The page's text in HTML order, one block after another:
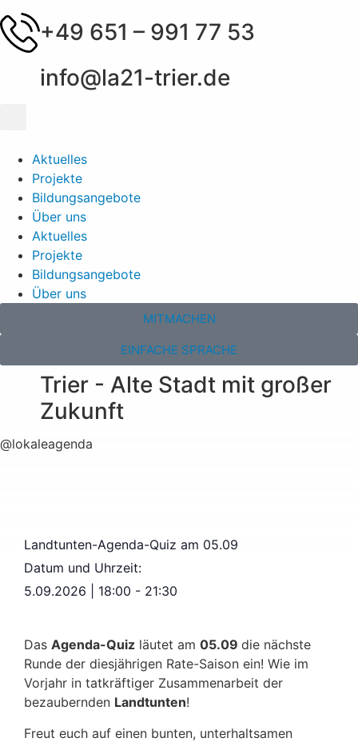
+49 651 – 991 77 53
info@la21-trier.de
Aktuelles
Projekte
Bildungsangebote
Über uns
Aktuelles
Projekte
Bildungsangebote
Über uns
MITMACHEN
EINFACHE SPRACHE
Trier - Alte Stadt mit großer
Zukunft
@lokaleagenda
Landtunten-Agenda-Quiz am 05.09
Datum und Uhrzeit:
5.09.2026
18:00 - 21:30
Das Agenda-Quiz läutet am 05.09 die nächste
Runde der diesjährigen Rate-Saison ein! Wie im
Vorjahr in tatkräftiger Zusammenarbeit der
bezaubernden Landtunten!
Freut euch auf einen bunten, unterhaltsamen